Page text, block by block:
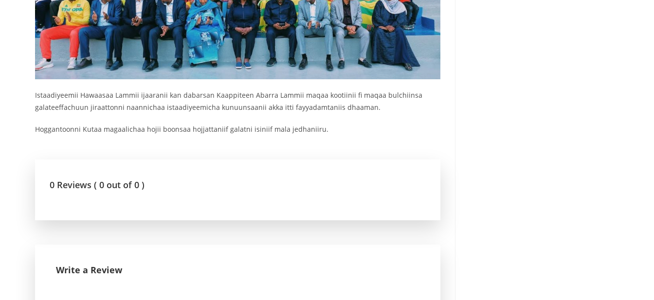
Istaadiyeemii Hawaasaa Lammii ijaaranii kan dabarsan Kaappiteen Abarra Lammii maqaa kootiinii fi maqaa bulchiinsa
galateeffachuun jiraattonni naannichaa istaadiyeemicha kunuunsaanii akka itti fayyadamtaniis dhaaman.
Hoggantoonni Kutaa magaalichaa hojii boonsaa hojjattaniif galatni isiniif mala jedhaniiru.
0 Reviews ( 0 out of 0 )
Write a Review